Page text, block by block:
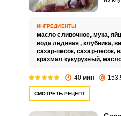
ИНГРЕДИЕНТЫ
масло сливочное, мука,
вода ледяная , клубника,
сахар-песок, сахар-песок,
крахмал кукурузный,
40 мин
СМОТРЕТЬ РЕЦЕПТ